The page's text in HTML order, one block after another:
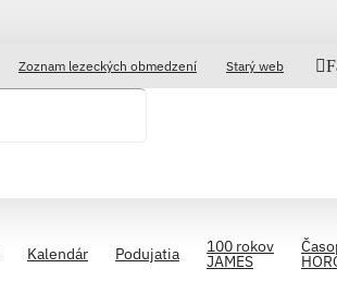
Zoznam lezeckých obmedzení Starý web
Kalendár Podujatia 100 rokov
JAMES